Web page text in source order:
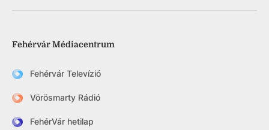
Fehérvár Médiacentrum
Fehérvár Televízió
Vörösmarty Rádió
FehérVár hetilap